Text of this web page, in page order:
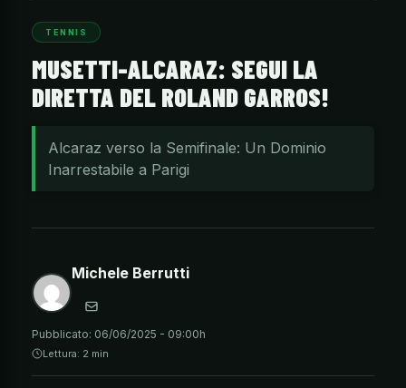
TENNIS
MUSETTI-ALCARAZ: SEGUI LA
DIRETTA DEL ROLAND GARROS!
Alcaraz verso la Semifinale: Un Dominio
Inarrestabile a Parigi
Michele Berrutti
Pubblicato: 06/06/2025 - 09:00h
Lettura: 2 min